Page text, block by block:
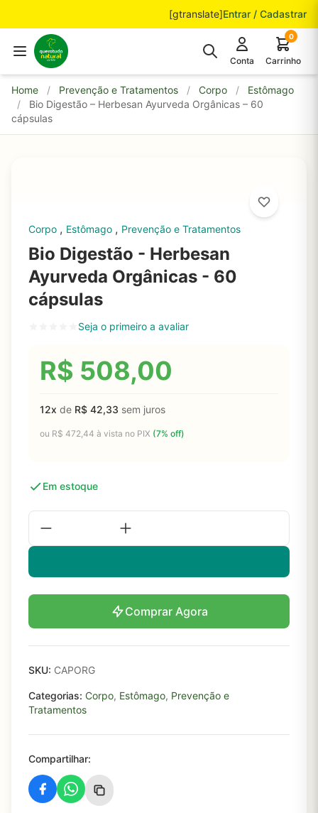
[gtranslate]Entrar / Cadastrar
Conta
0
Carrinho
Home / Prevenção e Tratamentos / Corpo /
Estômago
/
Bio Digestão – Herbesan Ayurveda Orgânicas – 60
cápsulas
Corpo , Estômago , Prevenção e Tratamentos
Bio Digestão - Herbesan
Ayurveda Orgânicas - 60
cápsulas
Seja o primeiro a avaliar
R$ 508,00
12x de R$ 42,33 sem juros
ou R$ 472,44 à vista no PIX (7% off)
Em estoque
Comprar Agora
SKU: CAPORG
Categorias: Corpo, Estômago, Prevenção e
Tratamentos
Compartilhar: